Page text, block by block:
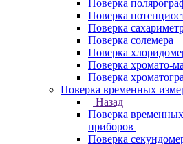
Поверка
Поверка
Поверка
Поверка солемера
Поверка
Поверка хромато-
Поверка
Поверка временных
Назад
Поверка
приборов
Поверка